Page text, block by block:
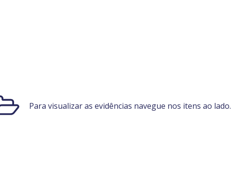
Para visualizar as evidências navegue nos itens ao lado.